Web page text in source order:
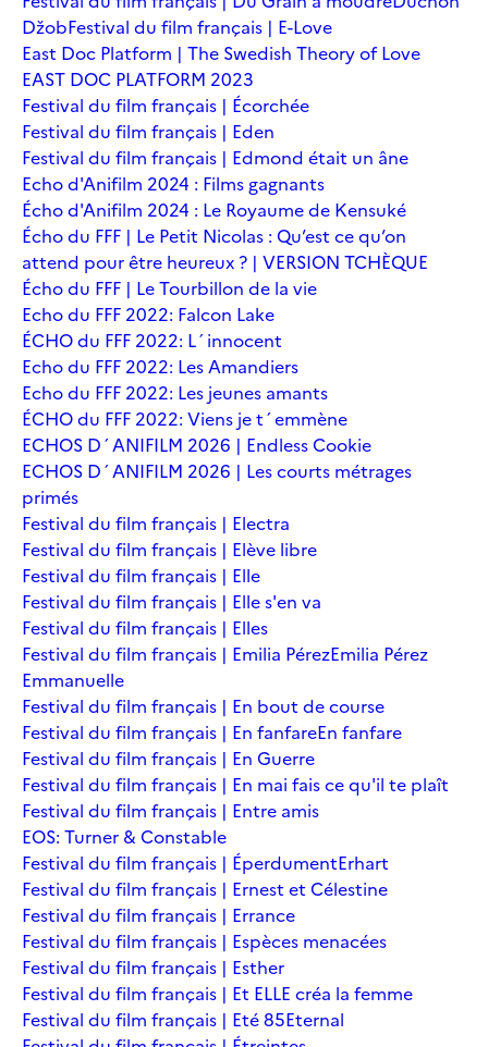
DžobFestival du film français | E-Love
East Doc Platform | The Swedish Theory of Love
EAST DOC PLATFORM 2023
Festival du film français | Écorchée
Festival du film français | Eden
Festival du film français | Edmond était un âne
Echo d'Anifilm 2024 : Films gagnants
Écho d'Anifilm 2024 : Le Royaume de Kensuké
Écho du FFF | Le Petit Nicolas : Qu’est ce qu’on
attend pour être heureux ? | VERSION TCHÈQUE
Écho du FFF | Le Tourbillon de la vie
Echo du FFF 2022: Falcon Lake
ÉCHO du FFF 2022: L´innocent
Echo du FFF 2022: Les Amandiers
Echo du FFF 2022: Les jeunes amants
ÉCHO du FFF 2022: Viens je t´emmène
ECHOS D´ANIFILM 2026 | Endless Cookie
ECHOS D´ANIFILM 2026 | Les courts métrages
primés
Festival du film français | Electra
Festival du film français | Elève libre
Festival du film français | Elle
Festival du film français | Elle s'en va
Festival du film français | Elles
Festival du film français | Emilia PérezEmilia Pérez
Emmanuelle
Festival du film français | En bout de course
Festival du film français | En fanfareEn fanfare
Festival du film français | En Guerre
Festival du film français | En mai fais ce qu'il te plaît
Festival du film français | Entre amis
EOS: Turner & Constable
Festival du film français | ÉperdumentErhart
Festival du film français | Ernest et Célestine
Festival du film français | Errance
Festival du film français | Espèces menacées
Festival du film français | Esther
Festival du film français | Et ELLE créa la femme
Festival du film français | Eté 85Eternal